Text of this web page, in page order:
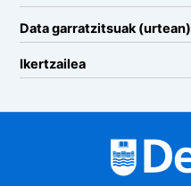
Data garratzitsuak (urtean)
Ikertzailea